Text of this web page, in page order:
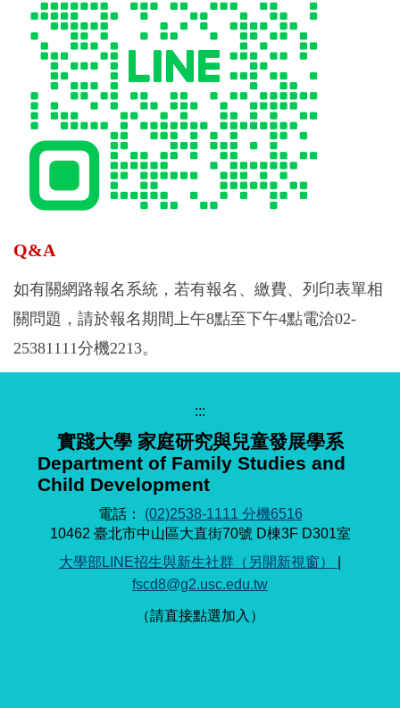
Q&A
如有關網路報名系統，若有報名、繳費、列印表單相
關問題，請於報名期間上午8點至下午4點電洽02-
25381111分機2213。
:::
實踐大學 家庭研究與兒童發展學系
Department of Family Studies and
Child Development
電話： (02)2538-1111 分機6516
10462 臺北市中山區大直街70號 D棟3F D301室
大學部LINE招生與新生社群（另開新視窗）
fscd8@g2.usc.edu.tw
（請直接點選加入）